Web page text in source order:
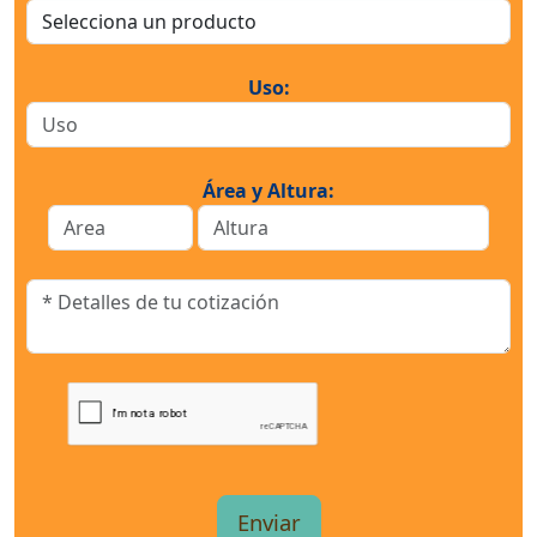
Uso:
Área y Altura: